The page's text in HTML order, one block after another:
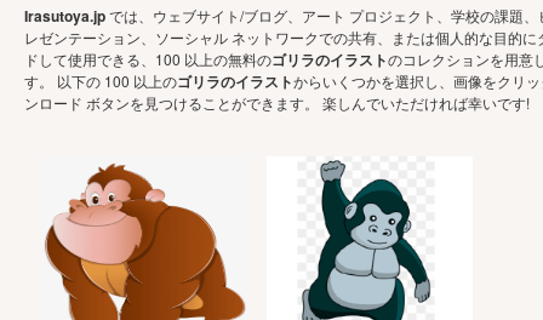
Irasutoya.jpでは、ウェブサイト/ブログ、アート プロジェクト、学校の課題、
レゼンテーション、ソーシャル ネットワークでの共有、または個人的な目的に
ドして使用できる、100 以上の無料のゴリラのイラストのコレクションを用意
す。 以下の 100 以上のゴリラのイラストからいくつかを選択し、画像をクリ
ンロード ボタンを見つけることができます。 楽しんでいただければ幸いです!